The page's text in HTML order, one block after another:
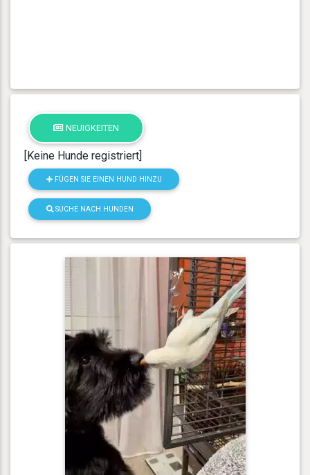
NEUIGKEITEN
[Keine Hunde registriert]
FÜGEN SIE EINEN HUND HINZU
SUCHE NACH HUNDEN